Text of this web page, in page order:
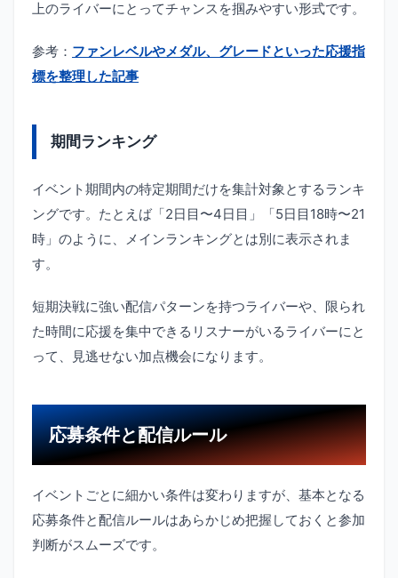
上のライバーにとってチャンスを掴みやすい形式です。
参考： ファンレベルやメダル、グレードといった応援指
標を整理した記事
期間ランキング
イベント期間内の特定期間だけを集計対象とするランキ
ングです。たとえば「2日目〜4日目」「5日目18時〜21
時」のように、メインランキングとは別に表示されま
す。
短期決戦に強い配信パターンを持つライバーや、限られ
た時間に応援を集中できるリスナーがいるライバーにと
って、見逃せない加点機会になります。
応募条件と配信ルール
イベントごとに細かい条件は変わりますが、基本となる
応募条件と配信ルールはあらかじめ把握しておくと参加
判断がスムーズです。